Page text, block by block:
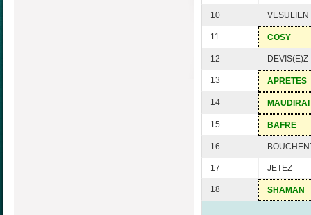
10 VESULIEN
11 COSY
12 DEVIS(E)Z
13 APRETES
14 MAUDIRAI
15 BAFRE
16
17 JETEZ
18 SHAMAN